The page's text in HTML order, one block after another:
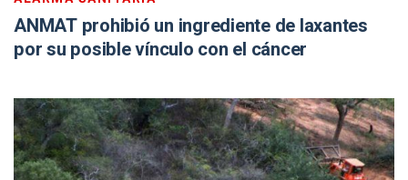
ANMAT prohibió un ingrediente de laxantes
por su posible vínculo con el cáncer